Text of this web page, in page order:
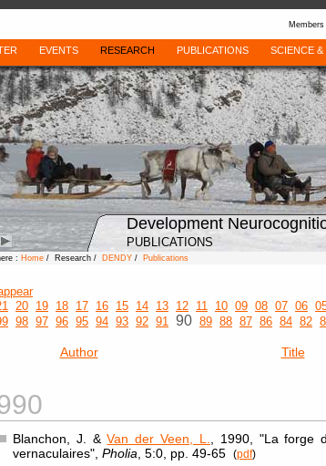
Members
EVENTS RESEARCH PUBLICATIONS SCIENCE &
Development
PUBLICATIONS
: Home / Research / DENDY / Publications
20 19 18 17 16 15 14 13 12 11 10 09 08 07 06
98 97 96 95 94 93 92 91 90 89 88 87 86 84 82
Author Title
Blanchon, J. &Van der Veen, L.
, 1990, "La forge
vernaculaires", Pholia , 5:0, pp. 49-65 (pdf)